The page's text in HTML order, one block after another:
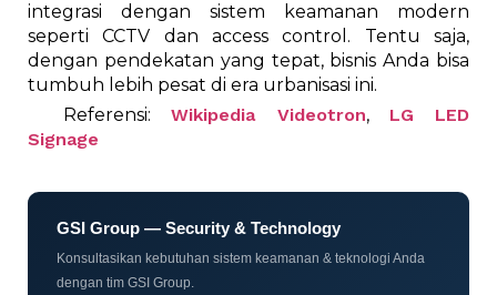
integrasi dengan sistem keamanan modern
seperti CCTV dan access control. Tentu saja,
dengan pendekatan yang tepat, bisnis Anda bisa
tumbuh lebih pesat di era urbanisasi ini.
Referensi:Wikipedia Videotron, LG LED
Signage
GSI Group — Security & Technology
Konsultasikan kebutuhan sistem keamanan & teknologi Anda
dengan tim GSI Group.